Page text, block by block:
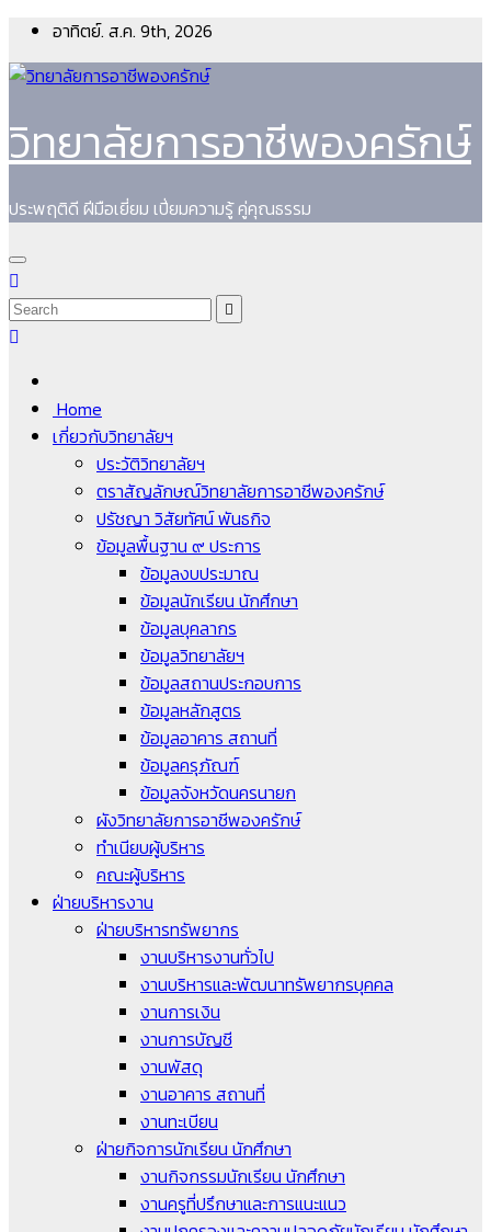
Skip
to
content
อาทิตย์. ส.ค. 9th, 2026
วิทยาลัยการอาชีพองครักษ์
ประพฤติดี ฝีมือเยี่ยม เปี่ยมความรู้ คู่คุณธรรม
Home
เกี่ยวกับวิทยาลัยฯ
ประวัติวิทยาลัยฯ
ตราสัญลักษณ์วิทยาลัยการอาชีพองครักษ์
ปรัชญา วิสัยทัศน์ พันธกิจ
ข้อมูลพื้นฐาน ๙ ประการ
ข้อมูลงบประมาณ
ข้อมูลนักเรียน นักศึกษา
ข้อมูลบุคลากร
ข้อมูลวิทยาลัยฯ
ข้อมูลสถานประกอบการ
ข้อมูลหลักสูตร
ข้อมูลอาคาร สถานที่
ข้อมูลครุภัณฑ์
ข้อมูลจังหวัดนครนายก
ผังวิทยาลัยการอาชีพองครักษ์
ทำเนียบผู้บริหาร
คณะผู้บริหาร
ฝ่ายบริหารงาน
ฝ่ายบริหารทรัพยากร
งานบริหารงานทั่วไป
งานบริหารและพัฒนาทรัพยากรบุคคล
งานการเงิน
งานการบัญชี
งานพัสดุ
งานอาคาร สถานที่
งานทะเบียน
ฝ่ายกิจการนักเรียน นักศึกษา
งานกิจกรรมนักเรียน นักศึกษา
งานครูที่ปรึกษาและการแนะแนว